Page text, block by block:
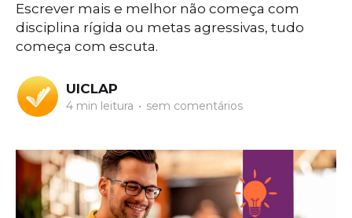
Escrever mais e melhor não começa com
disciplina rígida ou metas agressivas, tudo
começa com escuta.
UICLAP
4 min leitura • sem comentários